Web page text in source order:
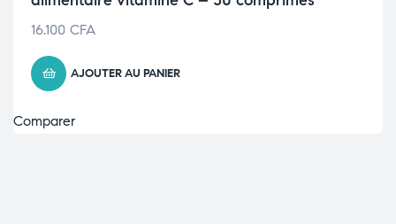
16.100 CFA
AJOUTER AU PANIER
Comparer